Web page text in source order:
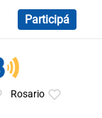
Participá
Rosario